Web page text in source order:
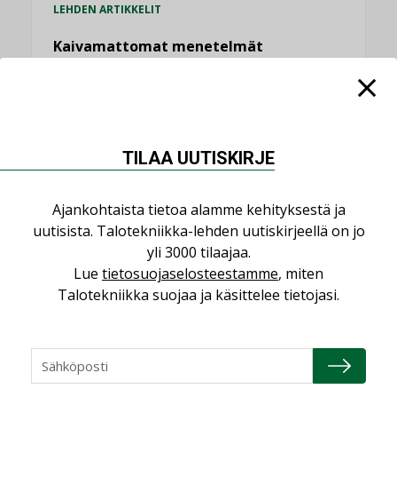
LEHDEN ARTIKKELIT
Kaivamattomat menetelmät
NÄKÖKULMIA
Puheista tekoihin – uusin teknologia
Sähköistäminen säästää euroja
TILAA UUTISKIRJE
Ajankohtaista tietoa alamme kehityksestä ja
uutisista. Talotekniikka-lehden uutiskirjeellä on jo
yli 3000 tilaajaa.
Lue tietosuojaselosteestamme, miten
Talotekniikka suojaa ja käsittelee tietojasi.